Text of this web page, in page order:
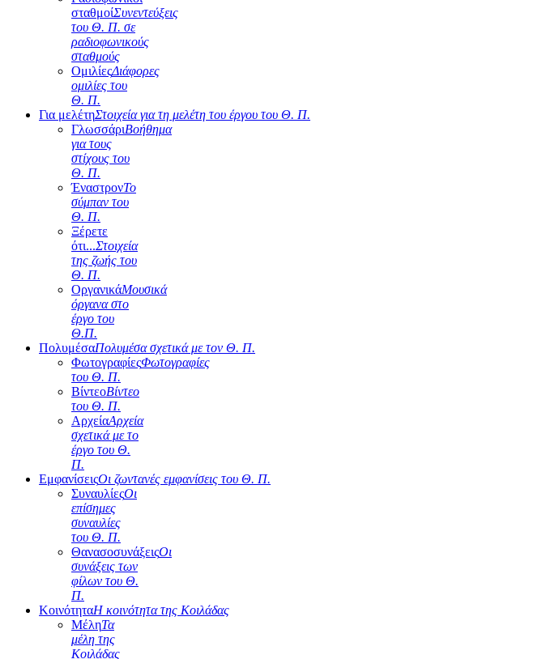
σταθμοίΣυνεντεύξεις
του Θ. Π. σε
ραδιοφωνικούς
σταθμούς
ΟμιλίεςΔιάφορες
ομιλίες του
Θ. Π.
Για μελέτηΣτοιχεία για τη μελέτη του έργου του Θ. Π.
ΓλωσσάριΒοήθημα
για τους
στίχους του
Θ. Π.
ΈναστρονΤο
σύμπαν του
Θ. Π.
Ξέρετε
ότι...Στοιχεία
της ζωής του
Θ. Π.
ΟργανικάΜουσικά
όργανα στο
έργο του
Θ.Π.
ΠολυμέσαΠολυμέσα σχετικά με τον Θ. Π.
ΦωτογραφίεςΦωτογραφίες
του Θ. Π.
ΒίντεοΒίντεο
του Θ. Π.
ΑρχείαΑρχεία
σχετικά με το
έργο του Θ.
Π.
ΕμφανίσειςΟι ζωντανές εμφανίσεις του Θ. Π.
ΣυναυλίεςΟι
επίσημες
συναυλίες
του Θ. Π.
ΘανασοσυνάξειςΟι
συνάξεις των
φίλων του Θ.
Π.
ΚοινότηταΗ κοινότητα της Κοιλάδας
ΜέληΤα
μέλη της
Κοιλάδας